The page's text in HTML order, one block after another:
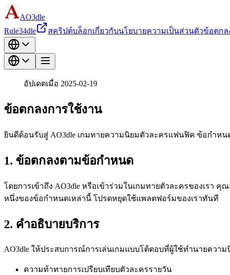
AO3dle
Rule34dle
สคริปต์บล็อกเกี่ยวกับนโยบายความเป็นส่วนตัวข้อตกล
อัปเดตเมื่อ 2025-02-19
ข้อตกลงการใช้งาน
ยินดีต้อนรับสู่ AO3dle เกมทายความนิยมตัวละครแฟนฟิค ข้อกำห
1. ข้อตกลงตามข้อกำหนด
โดยการเข้าถึง AO3dle หรือเข้าร่วมในเกมทายตัวละครของเร
หนึ่งของข้อกำหนดเหล่านี้ โปรดหยุดใช้แพลตฟอร์มของเราทันที
2. คำอธิบายบริการ
AO3dle ให้ประสบการณ์การเล่นเกมแบบโต้ตอบที่ผู้ใช้ทำนายควา
ความท้าทายการเปรียบเทียบตัวละครรายวัน